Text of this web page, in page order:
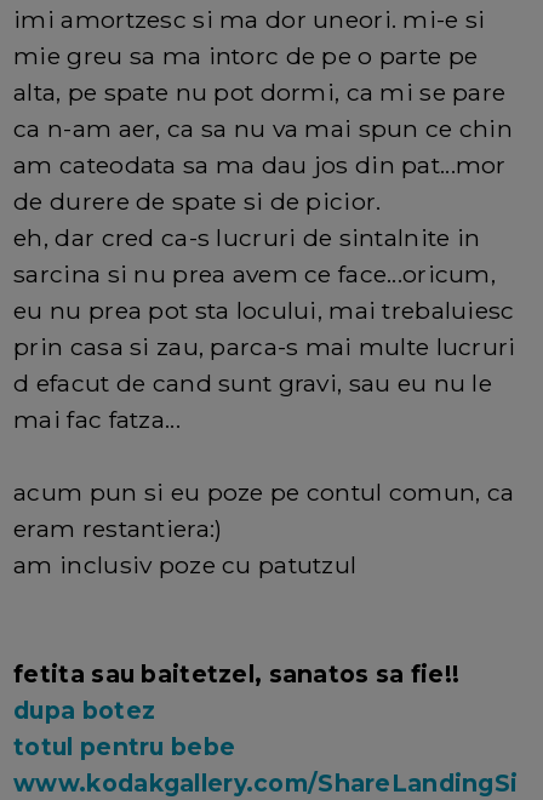
imi amortzesc si ma dor uneori. mi-e si
mie greu sa ma intorc de pe o parte pe
alta, pe spate nu pot dormi, ca mi se pare
ca n-am aer, ca sa nu va mai spun ce chin
am cateodata sa ma dau jos din pat...mor
de durere de spate si de picior.
eh, dar cred ca-s lucruri de sintalnite in
sarcina si nu prea avem ce face...oricum,
eu nu prea pot sta locului, mai trebaluiesc
prin casa si zau, parca-s mai multe lucruri
d efacut de cand sunt gravi, sau eu nu le
mai fac fatza...
acum pun si eu poze pe contul comun, ca
eram restantiera:)
am inclusiv poze cu patutzul
fetita sau baitetzel, sanatos sa fie!!
dupa botez
totul pentru bebe
www.kodakgallery.com/ShareLandingSi